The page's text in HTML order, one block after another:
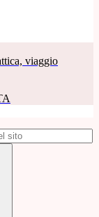
viaggio